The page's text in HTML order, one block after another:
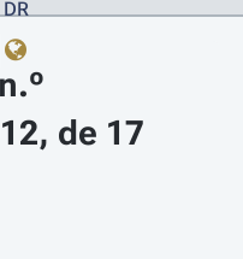
de 17